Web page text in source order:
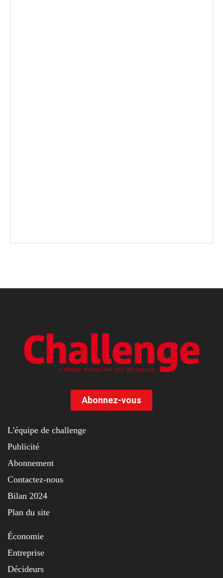
Abonnez-vous
L'équipe de challenge
Publicité
Abonnement
Contactez-nous
Bilan 2024
Plan du site
Économie
Entreprise
Décideurs